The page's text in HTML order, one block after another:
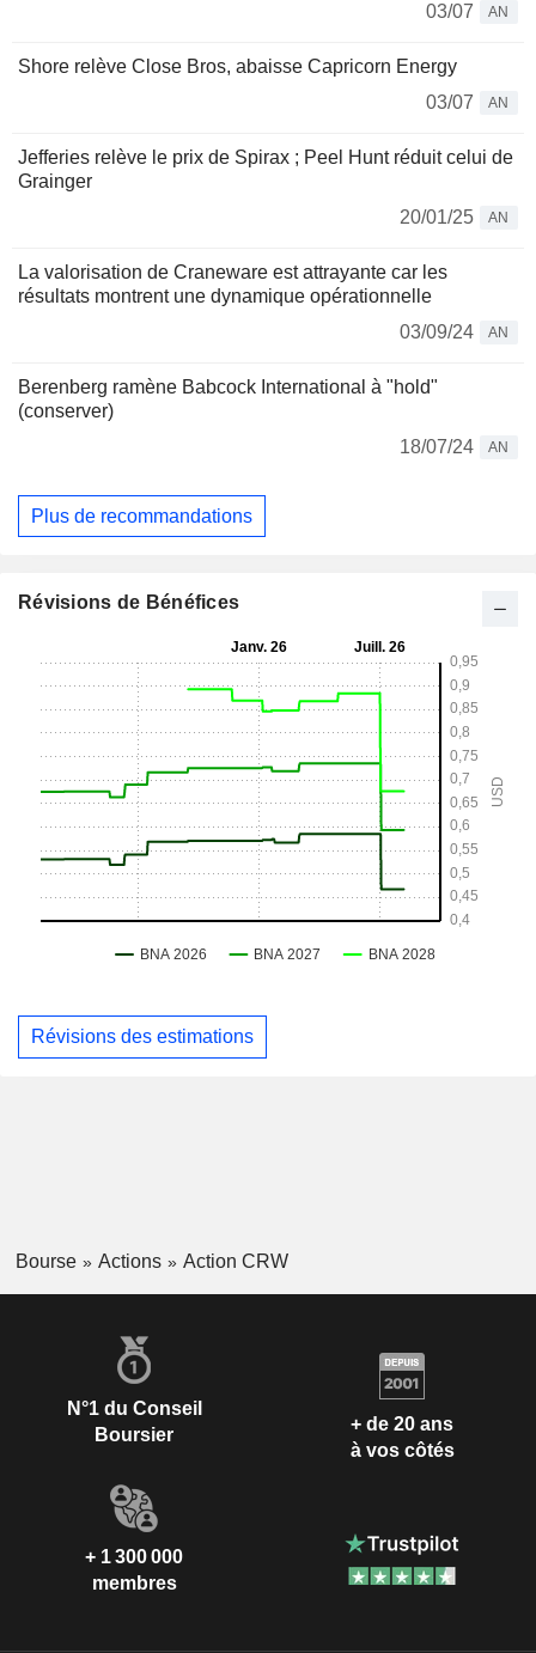
03/07
AN
Shore relève Close Bros, abaisse Capricorn Energy
03/07
AN
Jefferies relève le prix de Spirax ; Peel Hunt réduit celui de
Grainger
20/01/25
AN
La valorisation de Craneware est attrayante car les
résultats montrent une dynamique opérationnelle
03/09/24
AN
Berenberg ramène Babcock International à "hold"
(conserver)
18/07/24
AN
Plus de recommandations
Révisions de Bénéfices
Révisions des estimations
Bourse Actions Action CRW
N°1 du Conseil
Boursier
+ de 20 ans
à vos côtés
+ 1 300 000
membres